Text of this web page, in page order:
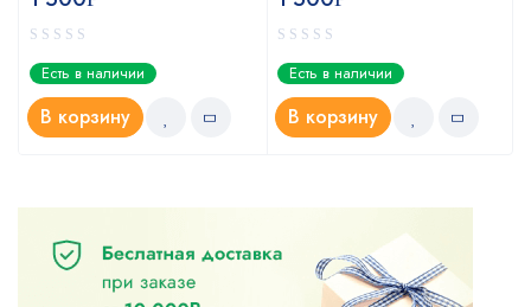
Есть в наличии
В корзину
Есть в наличии
В корзину